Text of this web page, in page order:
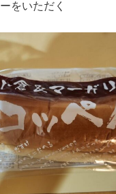
をいただく